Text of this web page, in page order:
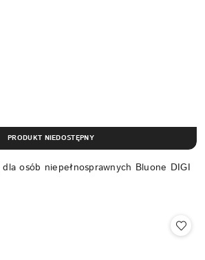
osób niepełnosprawnych Bluone DIGI
PRODUKT NIEDOSTĘPNY